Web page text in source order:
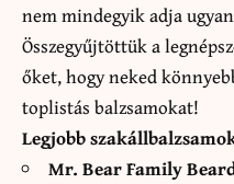
nem mindegyik adja
Összegyűjtöttük a
őket, hogy neked
toplistás balzsamokat!
Legjobb
Mr. Bear Family